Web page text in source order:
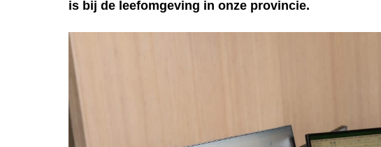
is bij de leefomgeving in onze provincie.